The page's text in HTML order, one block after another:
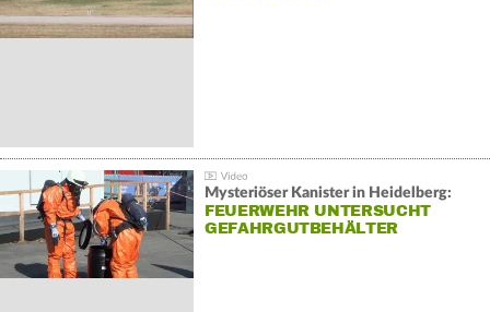
Mysteriöser Kanister in Heidelberg:
FEUERWEHR UNTERSUCHT
GEFAHRGUTBEHÄLTER